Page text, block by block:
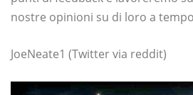
nostre opinioni su di loro a
JoeNeate1 (Twitter via reddit)